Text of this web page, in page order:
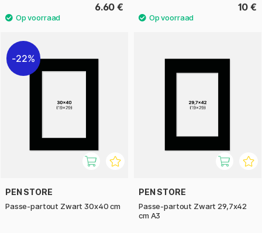
6.60 € 10 €
22%
PEN STORE
Passe-partout Zwart 30x40 cm
PEN STORE
Passe-partout Zwart 29,7x42
cm A3